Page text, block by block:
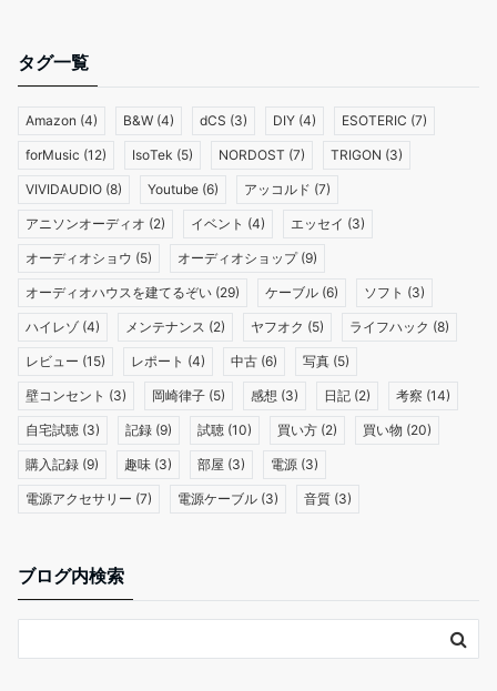
タグ一覧
Amazon (4) B&W (4) dCS (3) DIY (4) ESOTERIC (7)
forMusic (12) IsoTek (5) NORDOST (7) TRIGON (3)
VIVIDAUDIO (8) Youtube (6) アッコルド (7)
アニソンオーディオ (2) イベント (4) エッセイ (3)
オーディオショウ (5) オーディオショップ(9)
オーディオハウスを建てるぞい (29) ケーブル (6) ソフト (3)
ハイレゾ (4) メンテナンス (2) ヤフオク (5) ライフハック (8)
レビュー (15) レポート (4) 中古 (6) 写真 (5)
壁コンセント (3) 岡崎律子 (5) 感想 (3) 日記 (2) 考察 (14)
自宅試聴 (3) 記録 (9) 試聴 (10) 買い方 (2) 買い物 (20)
購入記録 (9) 趣味 (3) 部屋 (3) 電源 (3)
電源アクセサリー (7) 電源ケーブル (3) 音質 (3)
ブログ内検索